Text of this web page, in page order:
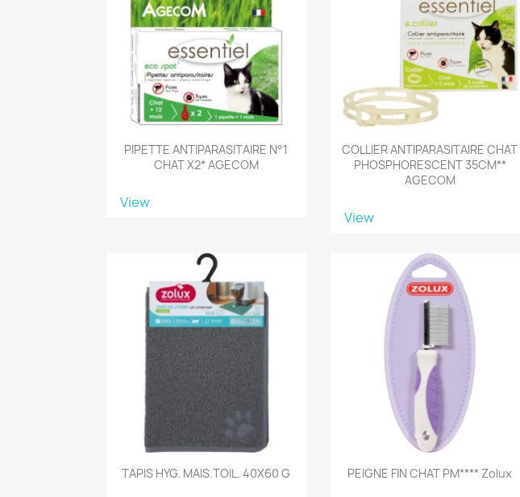
PIPETTE ANTIPARASITAIRE N°1
CHAT X2* AGECOM
View
COLLIER ANTIPARASITAIRE CHAT
PHOSPHORESCENT 35CM**
AGECOM
View
TAPIS HYG. MAIS.TOIL. 40X60 G PEIGNE FIN CHAT PM**** Zolux